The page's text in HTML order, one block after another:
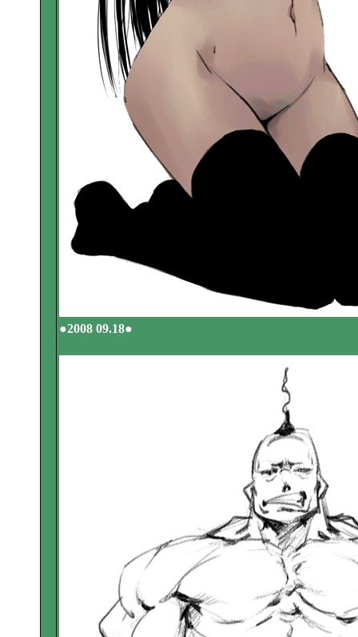
●2008 09.18●